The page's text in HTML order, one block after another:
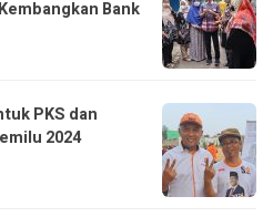
Bank
PKS dan
2024